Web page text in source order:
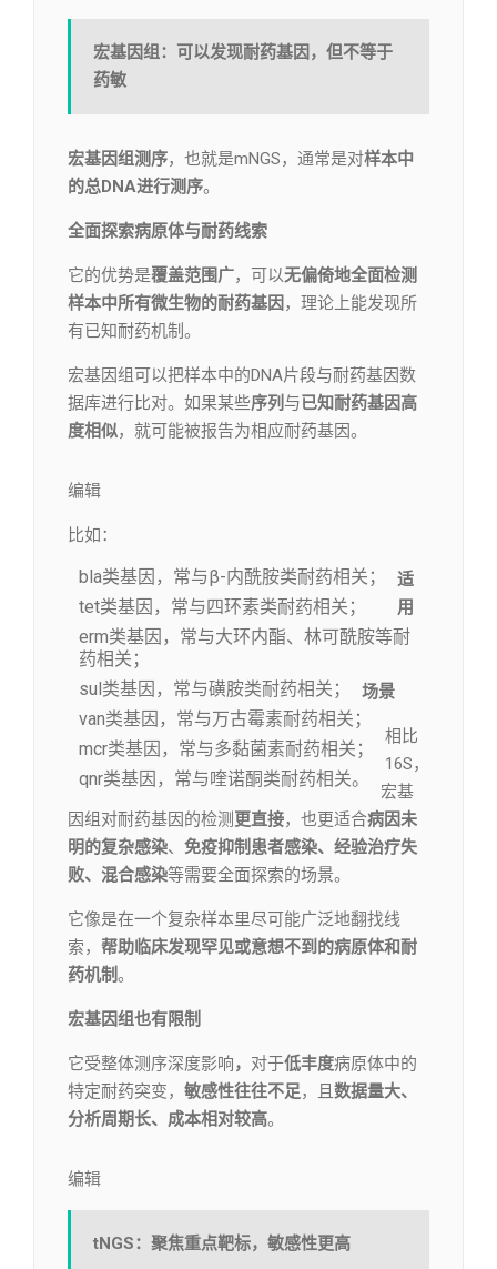
宏基因组：
可以发现耐药基因，但不等于
药敏
宏基因组测序，也就是mNGS，通常是对样本中
的总DNA进行测序。
全面探索病原体与耐药线索
它的优势是覆盖范围广，可以无偏倚地全面检测
样本中所有微生物的耐药基因 ，理论上能发现所
有已知耐药机制。
宏基因组可以把样本中的DNA片段与耐药基因数
据库进行比对。如果某些序列 与已知耐药基因高
度相似，就可能被报告为相应耐药基因。
编辑​
比如：
bla类基因，常与β-内酰胺类耐药相关；
tet类基因，常与四环素类耐药相关；
erm类基因，常与大环内酯、林可酰胺等耐
药相关；
sul类基因，常与磺胺类耐药相关；
van类基因，常与万古霉素耐药相关；
mcr类基因，常与多黏菌素耐药相关；
qnr类基因，常与喹诺酮类耐药相关。
适
用
场景
相比
16S，
宏基
因组对耐药基因的检测 更直接，也更适合病因未
明的复杂感染、 免疫抑制患者感染、 经验治疗失
败、混合感染等需要全面探索的场景。
它像是在一个复杂样本里尽可能广泛地翻找线
索， 帮助临床发现罕见或意想不到的病原体和耐
药机制。
宏基因组也有限制
它受整体测序深度影响， 对于低丰度病原体中的
特定耐药突变， 敏感性往往不足，且 数据量大、
分析周期长、成本相对较高。
编辑​
tNGS： 聚焦重点靶标，敏感性更高